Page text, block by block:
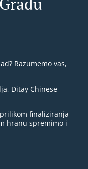
Razumemo vas,
Ditay Chinese
finaliziranja
hranu spremimo i